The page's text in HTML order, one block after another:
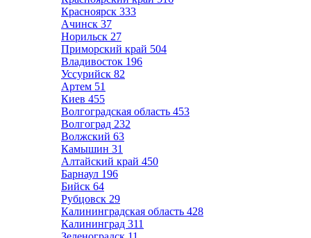
Красноярск 333
Ачинск 37
Норильск 27
Приморский край 504
Владивосток 196
Уссурийск 82
Артем 51
Киев 455
Волгоградская область 453
Волгоград 232
Волжский 63
Камышин 31
Алтайский край 450
Барнаул 196
Бийск 64
Рубцовск 29
Калининградская область 428
Калининград 311